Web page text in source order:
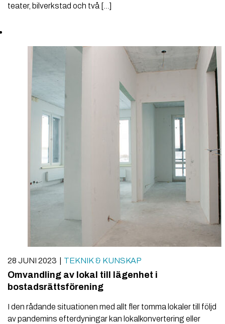
teater, bilverkstad och två […]
28 JUNI 2023 TEKNIK & KUNSKAP
Omvandling av lokal till lägenhet i
bostadsrättsförening
I den rådande situationen med allt fler tomma lokaler till följd
av pandemins efterdyningar kan lokalkonvertering eller